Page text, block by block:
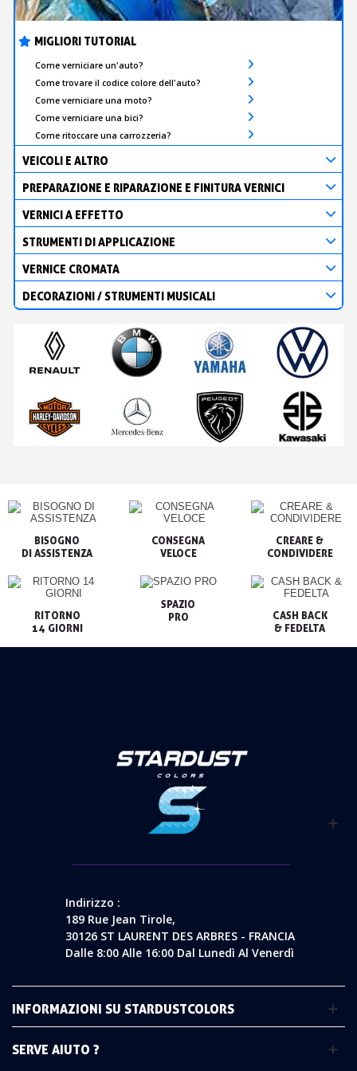
MIGLIORI TUTORIAL
Come verniciare un'auto?
Come trovare il codice colore dell'auto?
Come verniciare una moto?
Come verniciare una bici?
Come ritoccare una carrozzeria?
VEICOLI E ALTRO
PREPARAZIONE E RIPARAZIONE E FINITURA VERNICI
VERNICI A EFFETTO
STRUMENTI DI APPLICAZIONE
VERNICE CROMATA
DECORAZIONI / STRUMENTI MUSICALI
BISOGNO
CONSEGNA
VELOCE
CREARE &
CONDIVIDERE
RITORNO
14 GIORNI
SPAZIO
PRO
CASH BACK
& FEDELTA
Indirizzo :
189 Rue Jean Tirole,
30126 ST LAURENT DES ARBRES - FRANCIA
Dalle 8:00 Alle 16:00 Dal Lunedì Al Venerdì
INFORMAZIONI SU STARDUSTCOLORS
SERVE AIUTO ?